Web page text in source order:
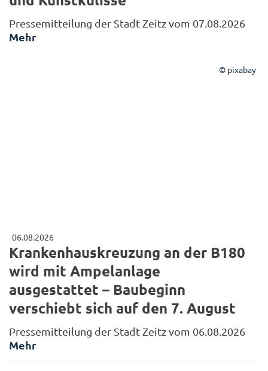
Pressemitteilung der Stadt Zeitz vom 07.08.2026
Mehr
© pixabay
06.08.2026
Krankenhauskreuzung an der B180
wird mit Ampelanlage
ausgestattet – Baubeginn
verschiebt sich auf den 7. August
Pressemitteilung der Stadt Zeitz vom 06.08.2026
Mehr